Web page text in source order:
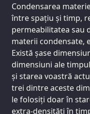
Condensarea
între spațiu și timp,
permeabilitatea sau
materii condensate,
Există șase
dimensiuni ale
și starea voastră
trei dintre aceste
le folosiți doar în
extra-densități în